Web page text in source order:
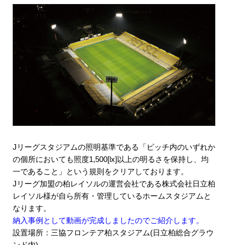
J リーグスタジアムの照明基準である「ピッチ内のいずれか
の個所においても照度1,500[lx]以上の明るさを保持し 、 均
一であること」という規則をクリアしております。
J リーグ加盟の柏レイソルの運営会社である株式会社日立柏
レイソル様が自ら所有・管理しているホームスタジアムと
なります。
納入事例として動画が完成しましたのでご紹介します。
設置場所：三協フロンテア柏スタジアム(日立柏総合グラウ